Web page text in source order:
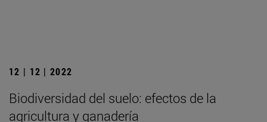
12 | 12 | 2022
Biodiversidad del suelo: efectos de la
agricultura y ganadería